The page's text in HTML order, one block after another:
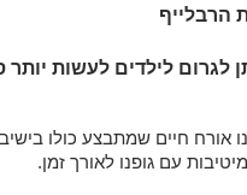
הרבלייף
לגרום לילדים לעשות יותר
אורח חיים שמתבצע כולו
עם גופנו לאורך זמן.